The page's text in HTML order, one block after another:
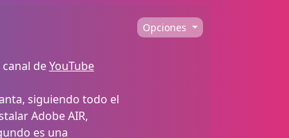
Opciones
deYouTube
siguiendo todo el
Adobe AIR,
es una